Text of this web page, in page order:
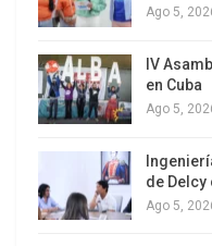
que busquen»,
El pasado domingo,
la Unidad
internas para
elección
gobernaciones. De
Ago 5,
IV
en Cuba
Ago 5,
de Delcy
Ago 5,